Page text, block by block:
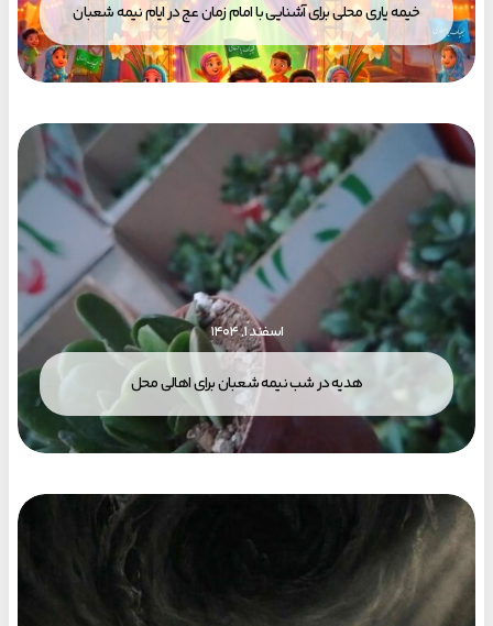
خیمه یاری محلی برای آشنایی با امام زمان عج در ایام نیمه شعبان
اسفند ۱, ۱۴۰۴
هدیه در شب نیمه شعبان برای اهالی محل